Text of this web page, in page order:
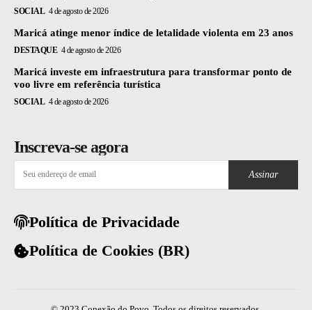
SOCIAL 4 de agosto de 2026
Maricá atinge menor índice de letalidade violenta em 23 anos
DESTAQUE 4 de agosto de 2026
Maricá investe em infraestrutura para transformar ponto de
voo livre em referência turística
SOCIAL 4 de agosto de 2026
Inscreva-se agora
Assinar
Política de Privacidade
Política de Cookies (BR)